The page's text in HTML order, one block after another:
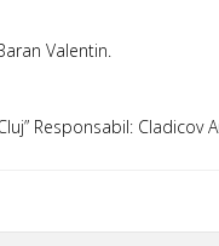
Valentin.
Responsabil: Cladicov